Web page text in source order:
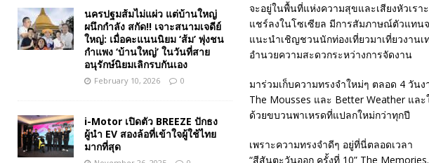
จะอยู่ในพื้นที่แห่งความสุขและเสียงหัวเร
แชร์ลงในโซเซียล มีการสัมภาษณ์ตัวแทน
แนะนำเชิญชวนนักท่องเที่ยวมาเที่ยวงาน
อำนวยความสะดวกระหว่างการจัดงาน
มาร่วมเก็บความทรงจำใหม่ๆ ตลอด 4 วัน
The Mousses และ Better Weather แ
ด้วยขบวนพาเหรดที่แปลกใหม่กว่าทุกปี
เพราะความทรงจำดีๆ อยู่ที่นี่ตลอดเวลา
“สีสันตะวันออก ครั้งที่ 10” The
นครปฐมส้มไม่แผ่ว แต่บ้านใหญ่
ผนึกกำลัง สกัด!! เจาะสนามเจดีย์
ใหญ่: เมื่อคะแนนนิยม ‘ส้ม’ พุ่งชน
กำแพง ‘บ้านใหญ่’ ในวันที่สาย
อนุรักษ์นิยมเลิกรบกันเอง
February 10, 2026 0
i-Motor เปิดตัว BREEZE ปักธง
ผู้นำ EV สองล้อที่เข้าใจผู้ใช้ไทย
มากที่สุด